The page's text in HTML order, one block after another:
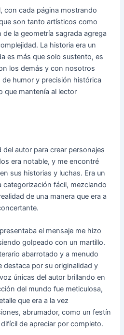
con cada página mostrando
son tanto artísticos como
la geometría sagrada agrega
La historia era un
es más que solo sustento, es
los demás y con nosotros
humor y precisión histórica
que mantenía al lector
autor para crear personajes
era notable, y me encontré
sus historias y luchas. Era un
categorización fácil, mezclando
de una manera que era a
el mensaje me hizo
golpeado con un martillo.
abarrotado y a menudo
destaca por su originalidad y
únicas del autor brillando en
del mundo fue meticulosa,
que era a la vez
abrumador, como un festín
de apreciar por completo.